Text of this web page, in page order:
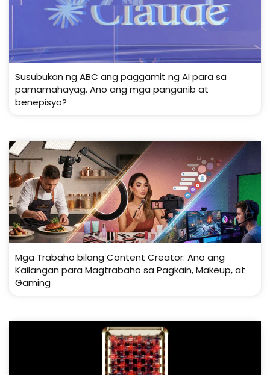
Susubukan ng ABC ang paggamit ng AI para sa
pamamahayag. Ano ang mga panganib at
benepisyo?
Mga Trabaho bilang Content Creator: Ano ang
Kailangan para Magtrabaho sa Pagkain, Makeup, at
Gaming